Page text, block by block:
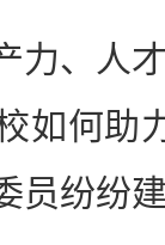
、人才
如何助
员纷纷